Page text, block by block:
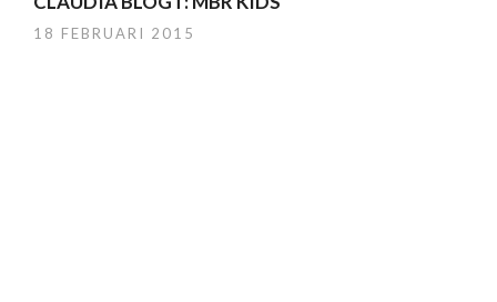
18 FEBRUARI 2015